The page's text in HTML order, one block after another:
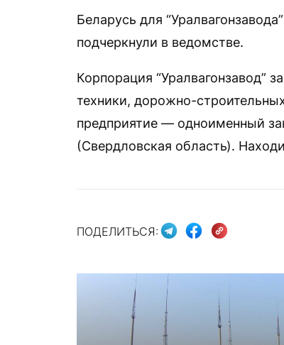
Беларусь для
подчеркнули в ведомстве.
Корпорация “Уралвагонзавод”
техники, дорожно-
предприятие — одноименный
(Свердловская область).
ПОДЕЛИТЬСЯ: